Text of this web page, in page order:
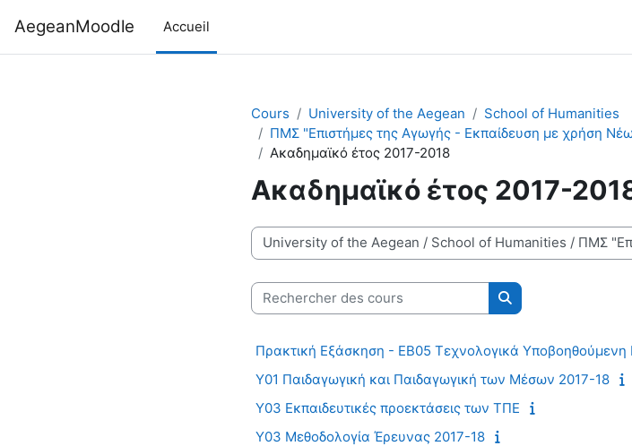
AegeanMoodle Accueil
Cours
University of the Aegean
School of Humanities
ΠΜΣ "Επιστήμες της Αγωγής - Εκπαίδευση με χρήση
Ακαδημαϊκό έτος 2017-2018
Ακαδημαϊκό έτος 2017-
Catégories de cours
Rechercher des cours
Rechercher des
Πρακτική Εξάσκηση - ΕΒ05 Τεχνολογικά
Υ01 Παιδαγωγική και Παιδαγωγική των Μέσων 2017-18
Υ03 Εκπαιδευτικές προεκτάσεις των ΤΠΕ
Υ03 Μεθοδολογία Έρευνας 2017-18